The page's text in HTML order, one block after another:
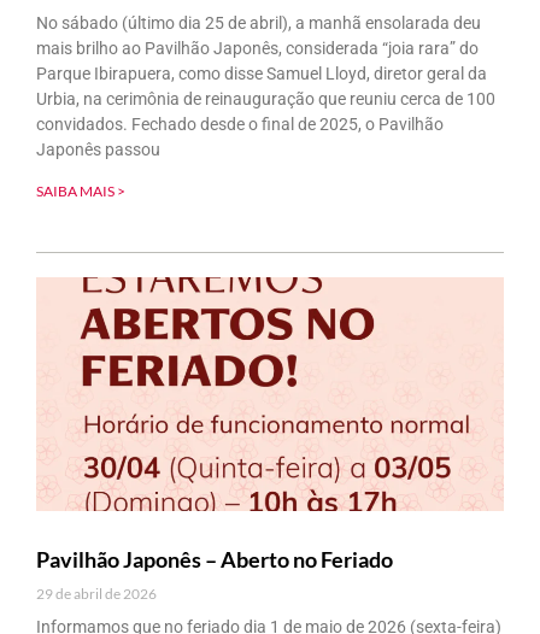
No sábado (último dia 25 de abril), a manhã ensolarada deu
mais brilho ao Pavilhão Japonês, considerada “joia rara” do
Parque Ibirapuera, como disse Samuel Lloyd, diretor geral da
Urbia, na cerimônia de reinauguração que reuniu cerca de 100
convidados. Fechado desde o final de 2025, o Pavilhão
Japonês passou
SAIBA MAIS >
Pavilhão Japonês – Aberto no Feriado
29 de abril de 2026
Informamos que no feriado dia 1 de maio de 2026 (sexta-feira)